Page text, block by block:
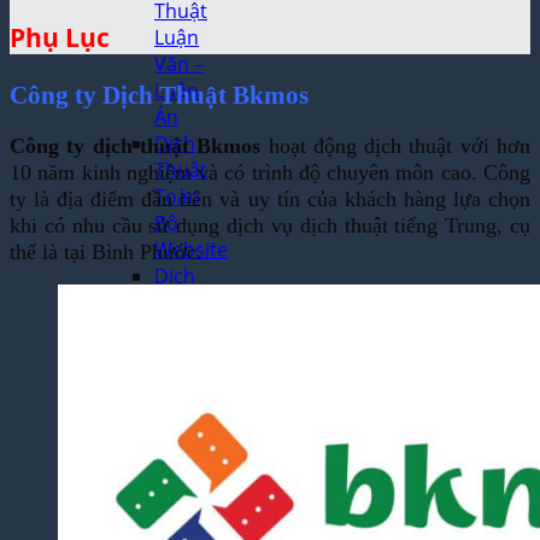
Thuật
Luận
Văn –
Luận
Án
Dịch
Thuật
Toàn
Bộ
Website
Dịch
Thuốc
Dịch Thuật
Chuyên
Ngành
Dịch
Phụ Lục
Công ty Dịch Thuật Bkmos
Công ty dịch thuật Bkmos hoạt động dịch thuật với hơn
10 năm kinh nghiệm và có trình độ chuyên môn cao. Công
ty là địa điểm đầu tiên và uy tín của khách hàng lựa chọn
khi có nhu cầu sử dụng dịch vụ dịch thuật tiếng Trung, cụ
thể là tại Bình Phước.